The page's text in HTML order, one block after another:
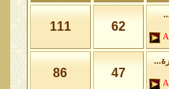
62
111
47
86